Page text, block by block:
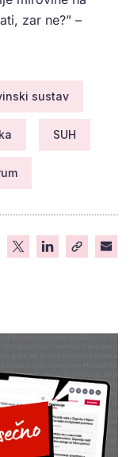
zar ne?” –
sustav
SUH